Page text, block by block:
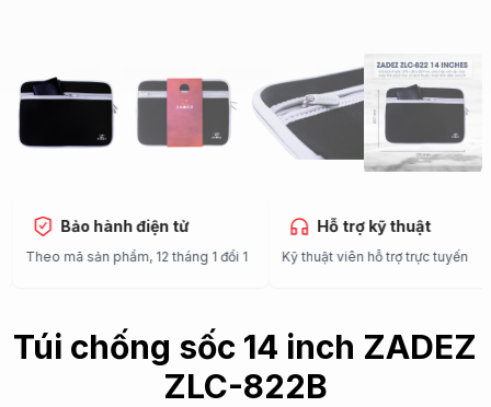
Bảo hành điện tử
Theo mã sản phẩm, 12 tháng 1 đổi 1
Hỗ trợ kỹ thuật
Kỹ thuật viên hỗ trợ trực tuyến
Túi chống sốc 14 inch ZADEZ
ZLC-822B